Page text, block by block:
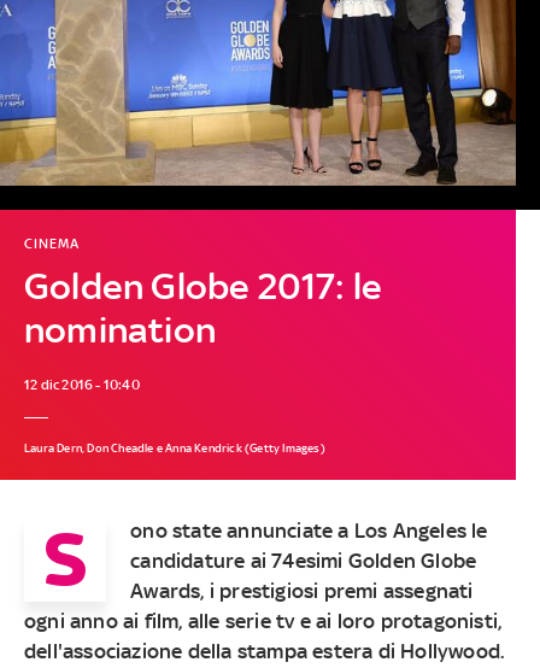
Golden Globe 2017: le
nomination
CINEMA
12 dic 2016 - 10:40
Laura Dern, Don Cheadle e Anna Kendrick (Getty Images)
S
ono state annunciate a Los Angeles le
candidature ai 74esimi Golden Globe
Awards, i prestigiosi premi assegnati
ogni anno ai film, alle serie tv e ai loro protagonisti,
dell'associazione della stampa estera di Hollywood.